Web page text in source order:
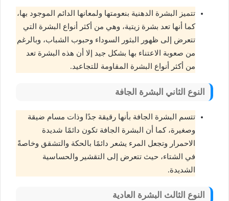
تتميز البشرة الدهنية بنعومتها ولمعانها الدائم الموجود بها،
كما أنها تعد بشرة زيتية، وهي من أكثر أنواع البشرة التي
تتعرض إلى ظهور البثور السوداء وحبوب الشباب، وبالرغم
من صعوبة الاعتناء بها بشكل جيد إلا أن هذه البشرة تعد
من أكثر أنواع البشرة المقاومة للتجاعيد.
النوع الثاني البشرة الجافة
تتسم البشرة الجافة بأنها رقيقة جدًا وذات مسام ضيقة
وصغيرة، كما أن البشرة الجافة تكون دائمًا شديدة
الاحمرار وتجعل المرء يشعر دائمًا بالحكة والتشقق وخاصةً
في الشتاء، حيث تتعرض إلى التقشير والحساسية
الشديدة.
النوع الثالث البشرة العادية